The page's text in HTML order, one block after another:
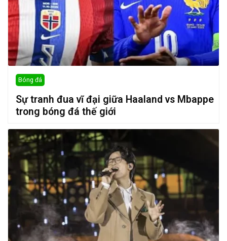
Bóng đá
Sự tranh đua vĩ đại giữa Haaland vs Mbappe
trong bóng đá thế giới